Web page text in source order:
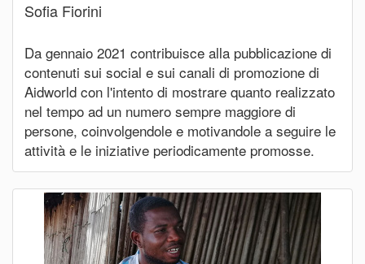
Sofia Fiorini
Da gennaio 2021 contribuisce alla pubblicazione di
contenuti sui social e sui canali di promozione di
Aidworld con l'intento di mostrare quanto realizzato
nel tempo ad un numero sempre maggiore di
persone, coinvolgendole e motivandole a seguire le
attività e le iniziative periodicamente promosse.